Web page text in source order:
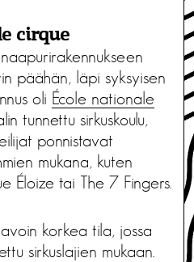
cirque
päähän, läpi syksyisen
oli École nationale
tunnettu sirkuskoulu,
ponnistavat
mukana, kuten
Éloize tai The 7 Fingers.
korkea tila, jossa
sirkuslajien mukaan.